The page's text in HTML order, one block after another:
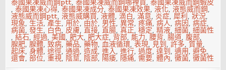
泰國果凍威而鋼ptt,泰國果凍威而鋼哪裡買,泰國果凍威而鋼蝦皮
,泰國果凍心得,泰國果凍成分,泰國果凍效果,液化,液態威而鋼,
液態威而鋼ptt,液態威購買,液體,滴白,滿意, 炎症,犀利,狀況,
現象,生活,產生, 用於, 由於, 男性,異常,疼痛,病人,病因,病症,
病菌,發生, 白色,皮膚,直接,直腸,真正,穩定,精液,細菌,細菌性
,結石,經過,美國,肥大,肥大症,背部, 能力,腰背,腸道,腹部,
腺肥,腺體,致病,藥品,藥物,血液循環,表現, 見到,許多,質量,
起床,身體,途徑,通過,造成,進入,進行,過度,達到,適用,避免,
還會,部位,重視, 陰莖, 陰部, 陽痿, 隱痛, 需要,體內,黴菌,黴菌性